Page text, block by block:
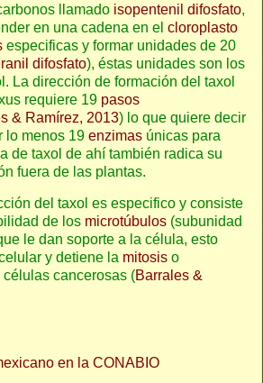
llamado isopentenil difosfato,
en una cadena en el cloroplasto
especificas y formar unidades de 20
difosfato), éstas unidades son los
La dirección de formación del taxol
requiere 19 pasos
& Ramírez, 2013) lo que quiere decir
lo menos 19 enzimas únicas para
de taxol de ahí también radica su
fuera de las plantas.
del taxol es especifico y consiste
de los microtúbulos (subunidad
le dan soporte a la célula, esto
y detiene la mitosis o
cancerosas (Barrales &
en la CONABIO